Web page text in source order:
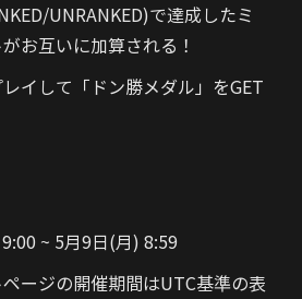
UNRANKED)で達成したミ
お互いに加算される！
イして「ドン勝メダル」をGET
~ 5月9日(月) 8:59
ージの開催期間はUTC基準の表